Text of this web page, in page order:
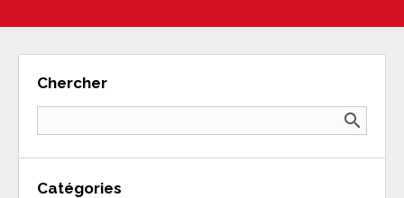
Chercher
search
Catégories